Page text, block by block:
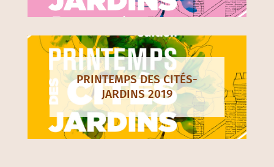
PRINTEMPS DES CITÉS-
JARDINS 2019